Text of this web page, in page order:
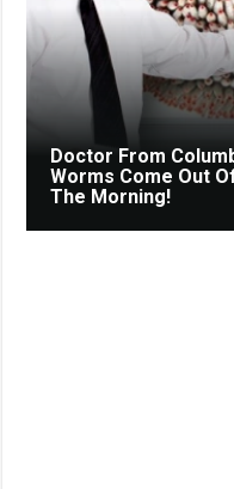
k
p
m
s
s
n
i
i
Doctor From
Worms Come Out
The Morning!